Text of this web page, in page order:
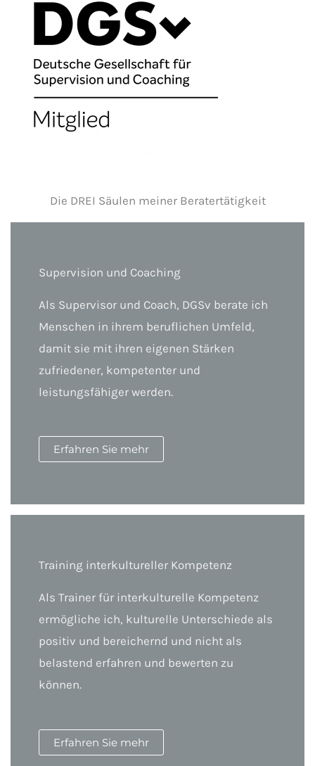
Die DREI Säulen meiner Beratertätigkeit
Supervision und Coaching
Als Supervisor und Coach, DGSv berate ich
Menschen in ihrem beruflichen Umfeld,
damit sie mit ihren eigenen Stärken
zufriedener, kompetenter und
leistungsfähiger werden.
Erfahren Sie mehr
Training interkultureller Kompetenz
Als Trainer für interkulturelle Kompetenz
ermögliche ich, kulturelle Unterschiede als
positiv und bereichernd und nicht als
belastend erfahren und bewerten zu
können.
Erfahren Sie mehr